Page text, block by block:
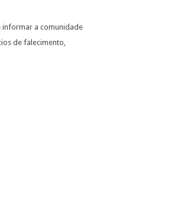
informar a comunidade
de falecimento,